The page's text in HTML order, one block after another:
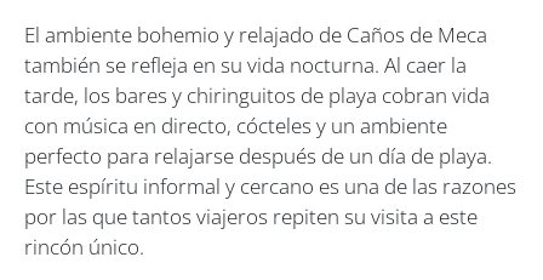
El ambiente bohemio y relajado de Caños de Meca
también se refleja en su vida nocturna. Al caer la
tarde, los bares y chiringuitos de playa cobran vida
con música en directo, cócteles y un ambiente
perfecto para relajarse después de un día de playa.
Este espíritu informal y cercano es una de las razones
por las que tantos viajeros repiten su visita a este
rincón único.